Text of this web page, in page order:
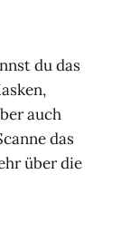
du das
auch
das
über die